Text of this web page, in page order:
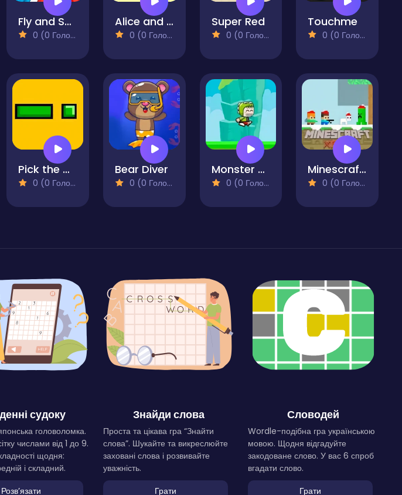
Fly and Shoot 1. Italian Bosses
0 (0 Голосів)
Alice and the Lost Candy
0 (0 Голосів)
Super Red
0 (0 Голосів)
Touchme
0 (0 Голосів)
Pick the Green!
0 (0 Голосів)
Bear Diver
0 (0 Голосів)
Monster Kid Jump
0 (0 Голосів)
Minescrafter Xmas
0 (0 Голосів)
судоку
головоломка.
числами від 1 до 9.
щодня:
і складний.
Розвʼязати
Знайди слова
Проста та цікава гра “Знайти
слова”. Шукайте та викреслюйте
заховані слова і розвивайте
уважність.
Грати
Словодей
Wordle-подібна гра українською
мовою. Щодня відгадуйте
закодоване слово. У вас 6 спроб
вгадати слово.
Грати